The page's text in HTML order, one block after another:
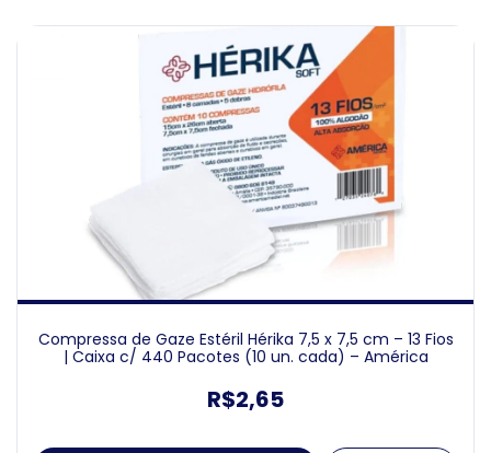
Compressa de Gaze Estéril Hérika 7,5 x 7,5 cm – 13 Fios
| Caixa c/ 440 Pacotes (10 un. cada) – América
R$2,65